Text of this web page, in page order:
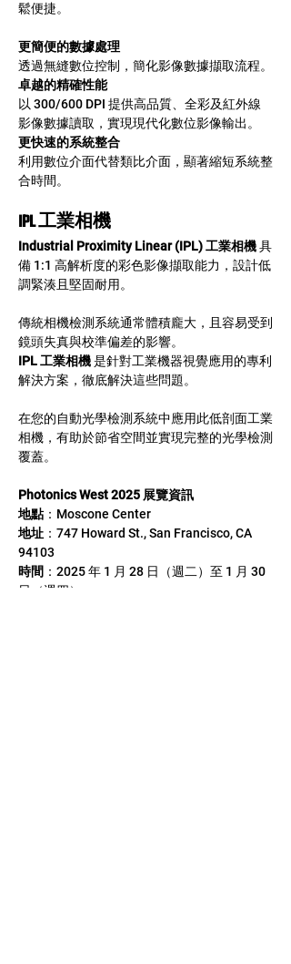
鬆便捷。
更簡便的數據處理
透過無縫數位控制，簡化影像數據擷取流程。
卓越的精確性能
以 300/600 DPI 提供高品質、全彩及紅外線
影像數據讀取，實現現代化數位影像輸出。
更快速的系統整合
利用數位介面代替類比介面，顯著縮短系統整
合時間。
IPL 工業相機
Industrial Proximity Linear (IPL) 工業相機 具
備 1:1 高解析度的彩色影像擷取能力，設計低
調緊湊且堅固耐用。
傳統相機檢測系統通常體積龐大，且容易受到
鏡頭失真與校準偏差的影響。
IPL 工業相機 是針對工業機器視覺應用的專利
解決方案，徹底解決這些問題。
在您的自動光學檢測系統中應用此低剖面工業
相機，有助於節省空間並實現完整的光學檢測
覆蓋。
Photonics West 2025 展覽資訊
地點：Moscone Center
地址 ：747 Howard St., San Francisco, CA
94103
時間 ：2025 年 1 月 28 日（週二）至 1 月 30
日（週四）